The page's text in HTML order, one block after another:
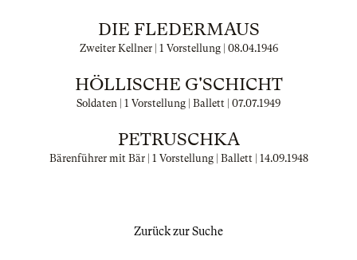
DIE FLEDERMAUS
Zweiter Kellner | 1 Vorstellung | 08.04.1946
HÖLLISCHE G'SCHICHT
Soldaten | 1 Vorstellung | Ballett | 07.07.1949
PETRUSCHKA
Bärenführer mit Bär | 1 Vorstellung | Ballett | 14.09.1948
Zurück zur Suche